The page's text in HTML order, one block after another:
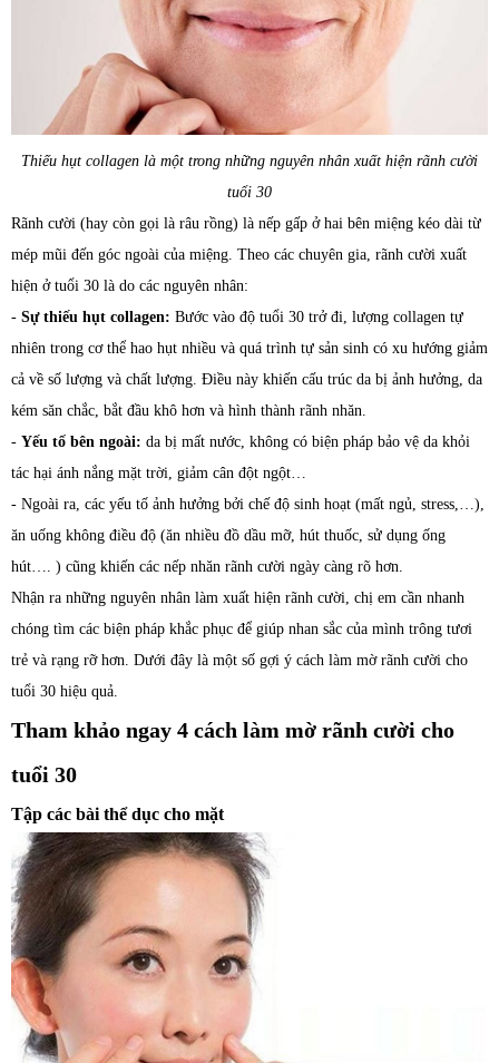
Thiếu hụt collagen là một trong những nguyên nhân xuất hiện rãnh cười
tuổi 30
Rãnh cười (hay còn gọi là râu rồng) là nếp gấp ở hai bên miệng kéo dài từ
mép mũi đến góc ngoài của miệng. Theo các chuyên gia, rãnh cười xuất
hiện ở tuổi 30 là do các nguyên nhân:
- Sự thiếu hụt collagen: Bước vào độ tuổi 30 trở đi, lượng collagen tự
nhiên trong cơ thể hao hụt nhiều và quá trình tự sản sinh có xu hướng giảm
cả về số lượng và chất lượng. Điều này khiến cấu trúc da bị ảnh hưởng, da
kém săn chắc, bắt đầu khô hơn và hình thành rãnh nhăn.
- Yếu tố bên ngoài: da bị mất nước, không có biện pháp bảo vệ da khỏi
tác hại ánh nắng mặt trời, giảm cân đột ngột…
- Ngoài ra, các yếu tố ảnh hưởng bởi chế độ sinh hoạt (mất ngủ, stress,…),
ăn uống không điều độ (ăn nhiều đồ dầu mỡ, hút thuốc, sử dụng ống
hút…. ) cũng khiến các nếp nhăn rãnh cười ngày càng rõ hơn.
Nhận ra những nguyên nhân làm xuất hiện rãnh cười, chị em cần nhanh
chóng tìm các biện pháp khắc phục để giúp nhan sắc của mình trông tươi
trẻ và rạng rỡ hơn. Dưới đây là một số gợi ý cách làm mờ rãnh cười cho
tuổi 30 hiệu quả.
Tham khảo ngay 4 cách làm mờ rãnh cười cho
tuổi 30
Tập các bài thể dục cho mặt